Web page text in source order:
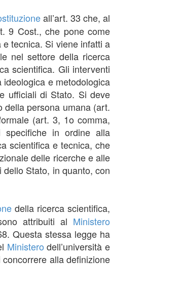
all’art. 33 che, al
9 Cost., che pone come
tecnica. Si viene infatti a
nel settore della ricerca
scientifica. Gli interventi
e metodologica
ufficiali di Stato. Si deve
persona umana (art.
(art. 3, 1o comma,
specifiche in ordine alla
scientifica e tecnica, che
delle ricerche e alle
Stato, in quanto, con
della ricerca scientifica,
attribuiti al Ministero
Questa stessa legge ha
Ministero dell’università e
alla definizione